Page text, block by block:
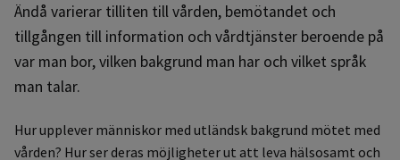
Ändå varierar tilliten till vården, bemötandet och
tillgången till information och vårdtjänster beroende på
var man bor, vilken bakgrund man har och vilket språk
man talar.
Hur upplever människor med utländsk bakgrund mötet med
vården? Hur ser deras möjligheter ut att leva hälsosamt och